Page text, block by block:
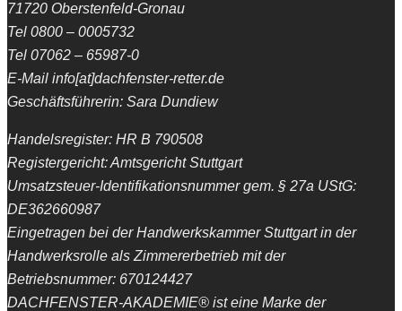
71720 Oberstenfeld-Gronau
Tel 0800 – 0005732
Tel 07062 – 65987-0
E-Mail info[at]dachfenster-retter.de
Geschäftsführerin: Sara Dundiew
Handelsregister: HR B 790508
Registergericht: Amtsgericht Stuttgart
Umsatzsteuer-Identifikationsnummer gem. § 27a UStG:
DE362660987
Eingetragen bei der Handwerkskammer Stuttgart in der
Handwerksrolle als Zimmererbetrieb mit der
Betriebsnummer: 670124427
DACHFENSTER-AKADEMIE® ist eine Marke der